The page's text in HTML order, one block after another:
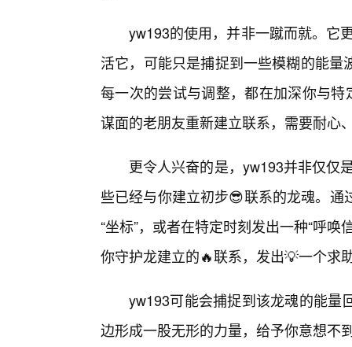
yw193的使用，并非一蹴而就。它
活它，可能只是捕捉到一些模糊的能
每一次的尝试与调整，都在加深你与
谋面的老朋友重新建立联系，需要耐心
更令人兴奋的是，yw193并非仅仅
些已经与你建立初步😎联系的龙魂。
“坐标”，或者在特定时刻发出一种“呼
你守护龙建立的🔥联系，发出💡一个求
yw193可能会捕捉到该龙魂的能量
边形成一股无形的力量，给予你意想不